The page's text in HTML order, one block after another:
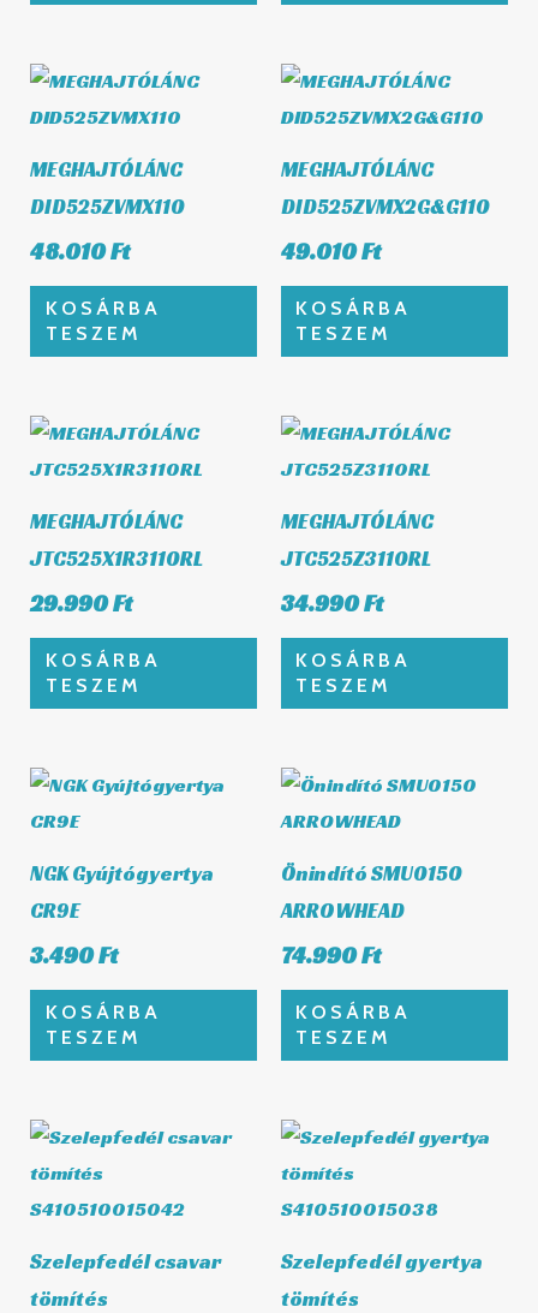
MEGHAJTÓLÁNC
DID525ZVMX110
48.010Ft
KOSÁRBA
TESZEM
MEGHAJTÓLÁNC
DID525ZVMX2G&G110
49.010Ft
KOSÁRBA
TESZEM
MEGHAJTÓLÁNC
JTC525X1R3110RL
29.990Ft
KOSÁRBA
TESZEM
MEGHAJTÓLÁNC
JTC525Z3110RL
34.990Ft
KOSÁRBA
TESZEM
NGK Gyújtógyertya
CR9E
3.490Ft
KOSÁRBA
TESZEM
Önindító SMU0150
ARROWHEAD
74.990Ft
KOSÁRBA
TESZEM
Szelepfedél csavar
tömítés
Szelepfedél gyertya
tömítés